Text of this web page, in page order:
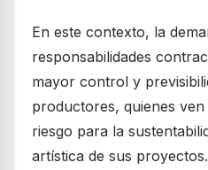
En este contexto, la
responsabilidades
mayor control y
productores, quienes
riesgo para la
artística de sus